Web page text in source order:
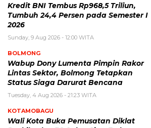
Kredit BNI Tembus Rp968,5 Triliun,
Tumbuh 24,4 Persen pada Semester I
2026
Sunday, 9 Aug 2026 - 12:00 WITA
BOLMONG
Wabup Dony Lumenta Pimpin Rakor
Lintas Sektor, Bolmong Tetapkan
Status Siaga Darurat Bencana
Tuesday, 4 Aug 2026 - 21:23 WITA
KOTAMOBAGU
Wali Kota Buka Pemusatan Diklat